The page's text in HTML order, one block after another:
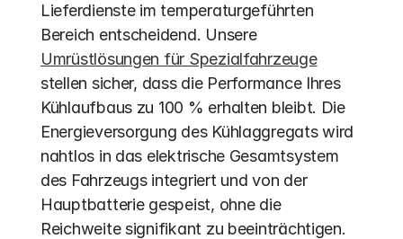
Lieferdienste im temperaturgeführten
Bereich entscheidend. Unsere
Umrüstlösungen für Spezialfahrzeuge
stellen sicher, dass die Performance Ihres
Kühlaufbaus zu 100 % erhalten bleibt. Die
Energieversorgung des Kühlaggregats wird
nahtlos in das elektrische Gesamtsystem
des Fahrzeugs integriert und von der
Hauptbatterie gespeist, ohne die
Reichweite signifikant zu beeinträchtigen.